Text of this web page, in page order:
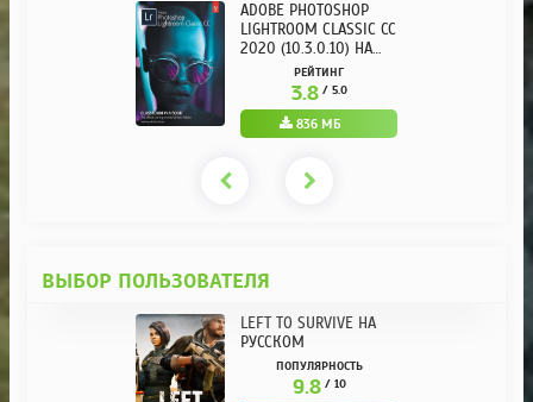
ADOBE PHOTOSHOP
LIGHTROOM CLASSIC CC
2020 (10.3.0.10) НА
РУССКОМ REPACK ОТ
KPOJIUK
РЕЙТИНГ
3.8 / 5.0
836 МБ
ВЫБОР ПОЛЬЗОВАТЕЛЯ
LEFT TO SURVIVE НА
РУССКОМ
ПОПУЛЯРНОСТЬ
9.8 / 10